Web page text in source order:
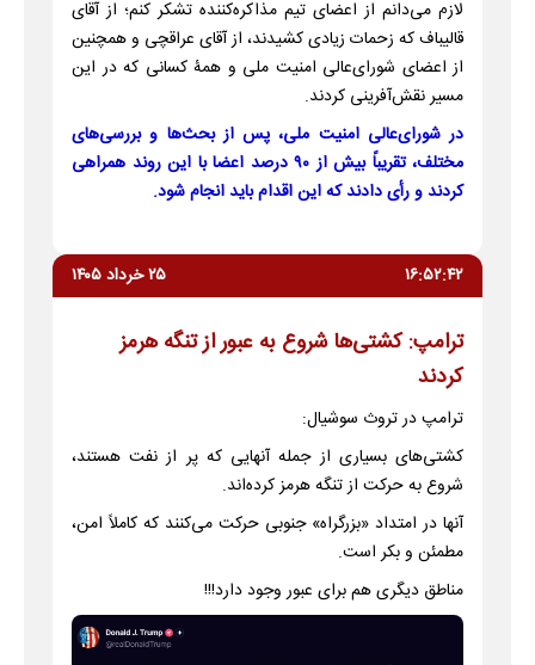
لازم می‌دانم از اعضای تیم مذاکره‌کننده تشکر کنم؛ از آقای
قالیباف که زحمات زیادی کشیدند، از آقای عراقچی و همچنین
از اعضای شورای‌عالی امنیت ملی و همۀ کسانی که در این
مسیر نقش‌آفرینی کردند.
در شورای‌عالی امنیت ملی، پس از بحث‌ها و بررسی‌های
مختلف، تقریباً بیش از ۹۰ درصد اعضا با این روند همراهی
کردند و رأی دادند که این اقدام باید انجام شود.
۱۶:۵۲:۴۲ ۲۵ خرداد ۱۴۰۵
ترامپ: کشتی‌ها شروع به عبور از تنگه هرمز
کردند
ترامپ در تروث سوشیال:
کشتی‌های بسیاری از جمله آنهایی که پر از نفت هستند،
شروع به حرکت از تنگه هرمز کرده‌اند.
آنها در امتداد «بزرگراه» جنوبی حرکت می‌کنند که کاملاً امن،
مطمئن و بکر است.
مناطق دیگری هم برای عبور وجود دارد!!!